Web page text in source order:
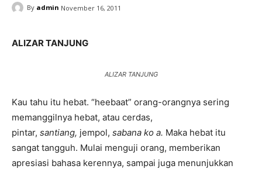
By admin November 16, 2011
ALIZAR TANJUNG
ALIZAR TANJUNG
Kau tahu itu hebat. “heebaat” orang-orangnya sering
memanggilnya hebat, atau cerdas,
pintar, santiang, jempol, sabana ko a. Maka hebat itu
sangat tangguh. Mulai menguji orang, memberikan
apresiasi bahasa kerennya, sampai juga menunjukkan